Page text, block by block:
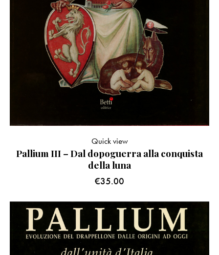
Pallium III – Dal dopoguerra alla conquista
della luna
€35.00
Quick view